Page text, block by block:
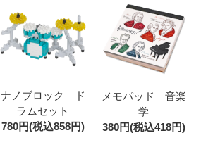
ナノブロック ド
ラムセット
780円(税込858円)
メモパッド 音楽
学
380円(税込418円)